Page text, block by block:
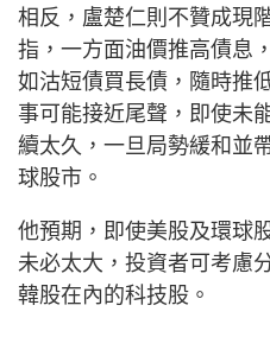
相反，盧楚仁則不贊成現
指，一方面油價推高債息
如沽短債買長債，隨時推
事可能接近尾聲，即使未
續太久，一旦局勢緩和並
球股市。
他預期，即使美股及環球
未必太大，投資者可考慮
韓股在內的科技股。